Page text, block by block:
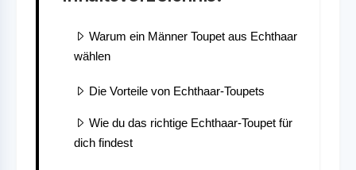
Warum ein Männer Toupet aus Echthaar
wählen
Die Vorteile von Echthaar-Toupets
Wie du das richtige Echthaar-Toupet für
dich findest